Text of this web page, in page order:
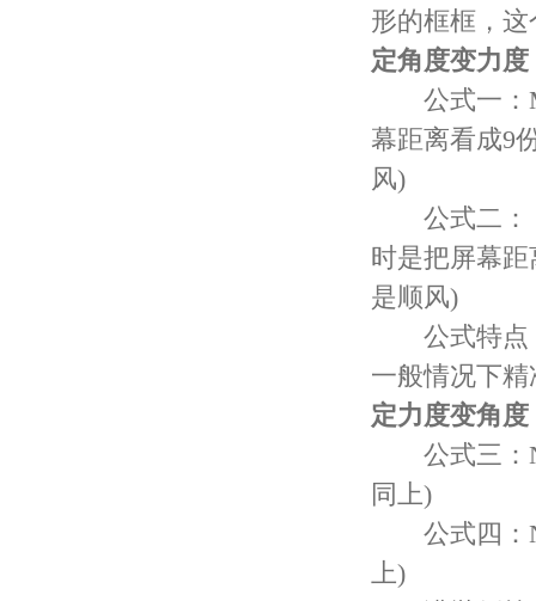
形的框框，
定角度变力度
公式一：
幕距离看成9
风)
公式二：
时是把屏幕
是顺风)
公式特点：
一般情况下
定力度变角度
公式三：
同上)
公式四：
上)